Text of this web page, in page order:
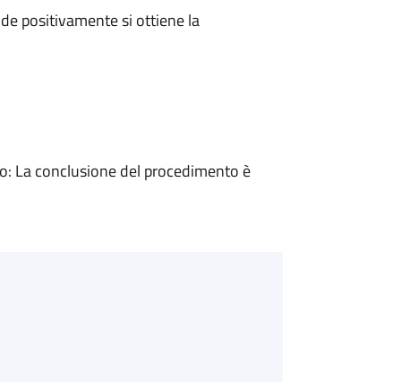
positivamente si ottiene la
La conclusione del procedimento è